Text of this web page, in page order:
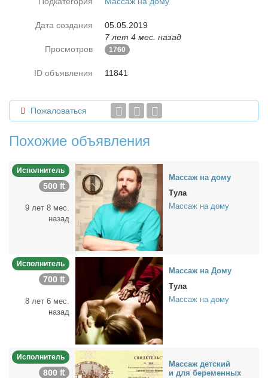
Дата создания
05.05.2019
7 лет 4 мес. назад
Просмотров
1760
ID объявления 11841
Пожаловаться
Похожие объявления
Исполнитель
500 ₶
9 лет 8 мес.
назад
Мас­саж на до­му
Тула
Массаж на дому
Исполнитель
700 ₶
8 лет 6 мес.
назад
Мас­саж на До­му
Тула
Массаж на дому
Исполнитель
800 ₶
Мас­саж дет­ский
и для бе­ре­мен­ных